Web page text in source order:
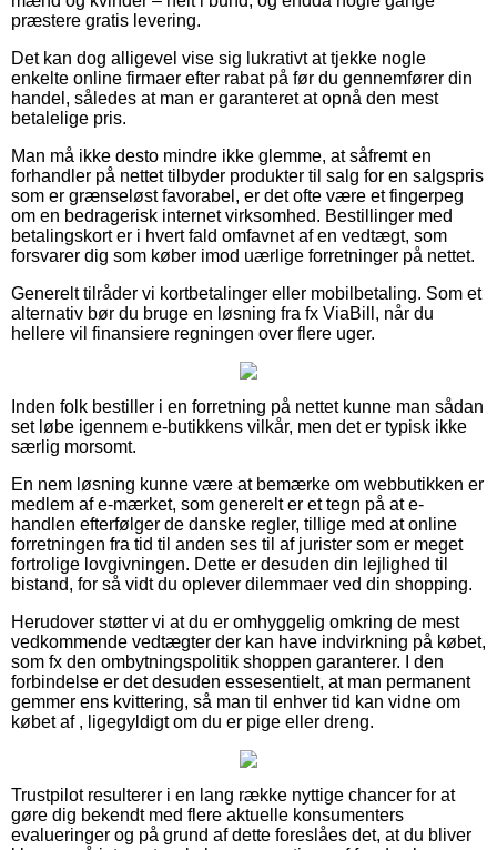
præstere gratis levering.
Det kan dog alligevel vise sig lukrativt at tjekke nogle
enkelte online firmaer efter rabat på før du gennemfører din
handel, således at man er garanteret at opnå den mest
betalelige pris.
Man må ikke desto mindre ikke glemme, at såfremt en
forhandler på nettet tilbyder produkter til salg for en salgspris
som er grænseløst favorabel, er det ofte være et fingerpeg
om en bedragerisk internet virksomhed. Bestillinger med
betalingskort er i hvert fald omfavnet af en vedtægt, som
forsvarer dig som køber imod uærlige forretninger på nettet.
Generelt tilråder vi kortbetalinger eller mobilbetaling. Som et
alternativ bør du bruge en løsning fra fx ViaBill, når du
hellere vil finansiere regningen over flere uger.
Inden folk bestiller i en forretning på nettet kunne man sådan
set løbe igennem e-butikkens vilkår, men det er typisk ikke
særlig morsomt.
En nem løsning kunne være at bemærke om webbutikken er
medlem af e-mærket, som generelt er et tegn på at e-
handlen efterfølger de danske regler, tillige med at online
forretningen fra tid til anden ses til af jurister som er meget
fortrolige lovgivningen. Dette er desuden din lejlighed til
bistand, for så vidt du oplever dilemmaer ved din shopping.
Herudover støtter vi at du er omhyggelig omkring de mest
vedkommende vedtægter der kan have indvirkning på købet,
som fx den ombytningspolitik shoppen garanterer. I den
forbindelse er det desuden essesentielt, at man permanent
gemmer ens kvittering, så man til enhver tid kan vidne om
købet af , ligegyldigt om du er pige eller dreng.
Trustpilot resulterer i en lang række nyttige chancer for at
gøre dig bekendt med flere aktuelle konsumenters
evalueringer og på grund af dette foreslåes det, at du bliver